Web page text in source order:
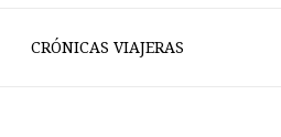
CRÓNICAS VIAJERAS